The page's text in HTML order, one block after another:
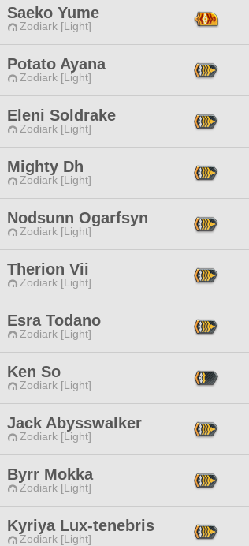
Saeko Yume
Zodiark [Light]
Potato Ayana
Zodiark [Light]
Eleni Soldrake
Zodiark [Light]
Mighty Dh
Zodiark [Light]
Nodsunn Ogarfsyn
Zodiark [Light]
Therion Vii
Zodiark [Light]
Esra Todano
Zodiark [Light]
Ken So
Zodiark [Light]
Jack Abysswalker
Zodiark [Light]
Byrr Mokka
Zodiark [Light]
Kyriya Lux-tenebris
Zodiark [Light]